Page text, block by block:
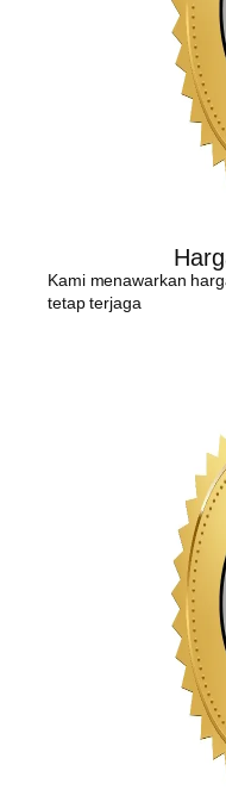
Kami menawarkan
tetap terjaga